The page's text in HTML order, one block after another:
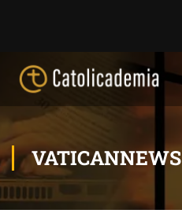
VATICANNEWS